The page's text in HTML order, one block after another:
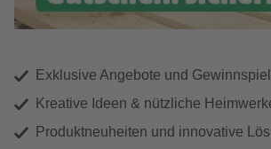
Exklusive Angebote und
Kreative Ideen & nützliche
Produktneuheiten und innovative